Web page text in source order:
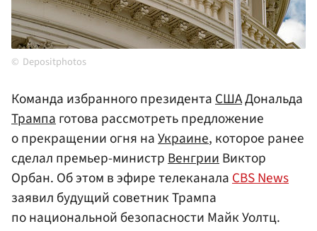
Depositphotos
Команда избранного президентаСШАДональда
Трампаготова рассмотреть предложение
о прекращении огня наУкраине, которое ранее
сделал премьер-министрВенгрииВиктор
Орбан. Об этом в эфире телеканалаCBS News
заявил будущий советник Трампа
по национальной безопасности Майк Уолтц.